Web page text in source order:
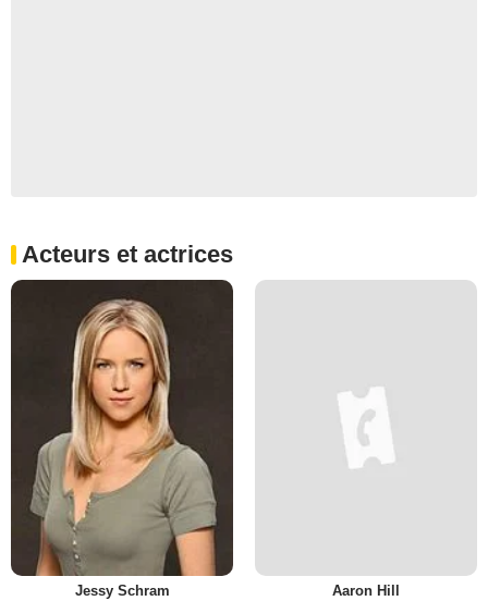
Acteurs et actrices
Jessy Schram Aaron Hill